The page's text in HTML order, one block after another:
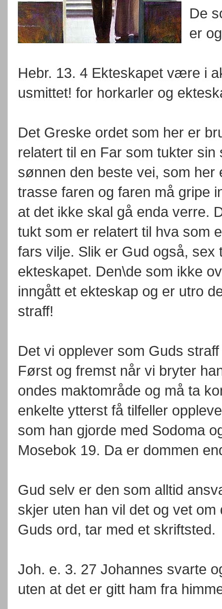
De
er
Hebr. 13. 4 Ekteskapet være i
usmittet! for horkarler og
Det Greske ordet som her er
relatert til en Far som tukter
sønnen den beste vei, som
trasse faren og faren må gripe
at det ikke skal gå enda verre.
tukt som er relatert til hva som
fars vilje. Slik er Gud også,
ekteskapet. Den\de som ikke
inngått et ekteskap og er utro
straff!
Det vi opplever som Guds
Først og fremst når vi bryter
ondes maktområde og må ta
enkelte ytterst få tilfeller
som han gjorde med Sodoma
Mosebok 19. Da er dommen
Gud selv er den som alltid
skjer uten han vil det og vet
Guds ord, tar med et skriftsted.
Joh. e. 3. 27 Johannes svarte
uten at det er gitt ham fra